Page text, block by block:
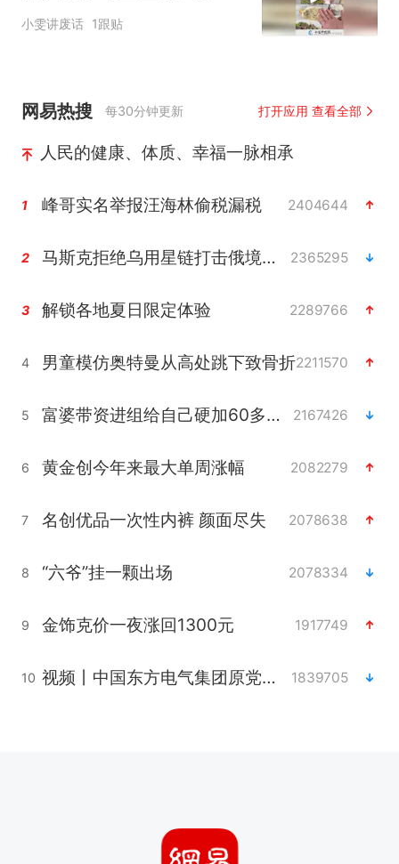
小雯讲废话 1跟贴
网易热搜 每30分钟更新 打开应用 查看全部
人民的健康、体质、幸福一脉相承
1 峰哥实名举报汪海林偷税漏税 2404644
2 马斯克拒绝乌用星链打击俄境内目标 2365295
3 解锁各地夏日限定体验 2289766
4 男童模仿奥特曼从高处跳下致骨折2211570
5 富婆带资进组给自己硬加60多场吻戏 2167426
6 黄金创今年来最大单周涨幅 2082279
7 名创优品一次性内裤 颜面尽失 2078638
8 “六爷”挂一颗出场 2078334
9 金饰克价一夜涨回1300元 1917749
10 视频丨中国东方电气集团原党组副书记、董事宋致远被查 1839705